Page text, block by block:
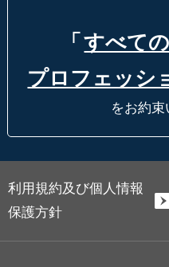
「 すべて
プロフェッシ
をお約束
利用規約及び個人情報
保護方針